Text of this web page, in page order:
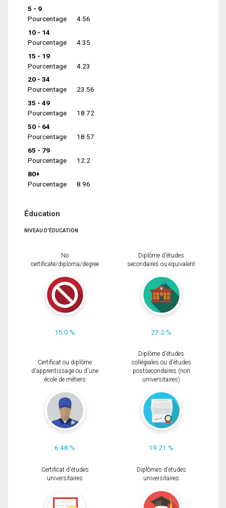
5 - 9
Pourcentage
4.56
10 - 14
Pourcentage
4.35
15 - 19
Pourcentage
4.23
20 - 34
Pourcentage
23.56
35 - 49
Pourcentage
18.72
50 - 64
Pourcentage
18.57
65 - 79
Pourcentage
12.2
80+
Pourcentage
8.96
Éducation
NIVEAU D'ÉDUCATION
No
certificate/diploma/degree
15.0 %
Diplôme d'études
secondaires ou équivalent
27.2 %
Certificat ou diplôme
d'apprentissage ou d'une
école de métiers
6.48 %
Diplôme d'études
collégiales ou d'études
postsecondaires (non
universitaires)
19.21 %
Certificat d'études
universitaires
Diplômes d'études
universitaires